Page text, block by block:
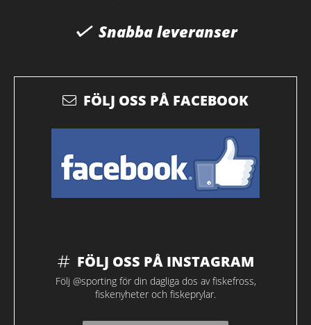
Snabba leveranser
FÖLJ OSS PÅ FACEBOOK
FÖLJ OSS PÅ INSTAGRAM
Följ @sporting för din dagliga dos av fiskefross,
fiskenyheter och fiskeprylar.